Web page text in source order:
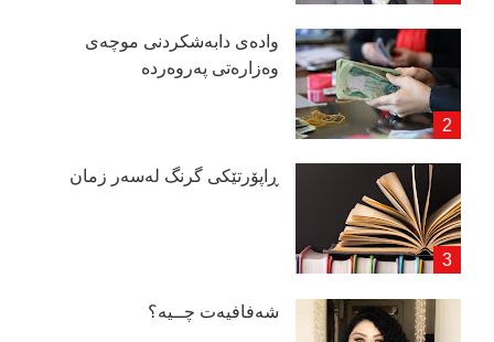
وادەی دابەشكردنی موچەی
وەزارەتی پەروەردە
ڕاپۆرتێكی گرنگ لەسەر زمان
شەفافیەت چــیە؟